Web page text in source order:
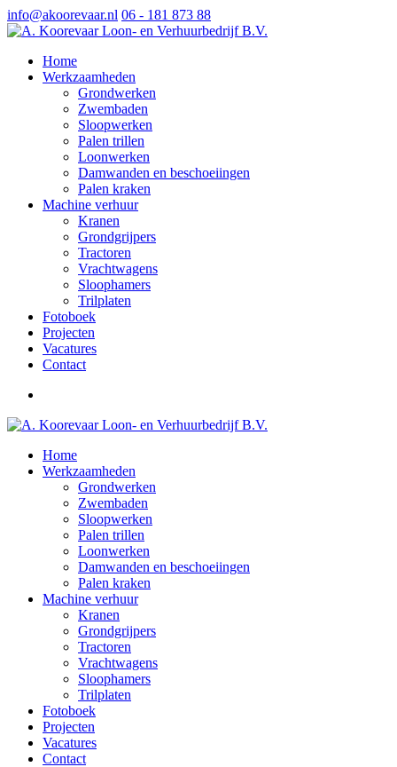
info@akoorevaar.nl 06 - 181 873 88
Home
Werkzaamheden
Grondwerken
Zwembaden
Sloopwerken
Palen trillen
Loonwerken
Damwanden en beschoeiingen
Palen kraken
Machine verhuur
Kranen
Grondgrijpers
Tractoren
Vrachtwagens
Sloophamers
Trilplaten
Fotoboek
Projecten
Vacatures
Contact
Home
Werkzaamheden
Grondwerken
Zwembaden
Sloopwerken
Palen trillen
Loonwerken
Damwanden en beschoeiingen
Palen kraken
Machine verhuur
Kranen
Grondgrijpers
Tractoren
Vrachtwagens
Sloophamers
Trilplaten
Fotoboek
Projecten
Vacatures
Contact